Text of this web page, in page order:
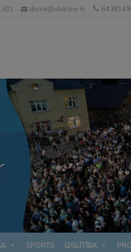
dome@aluksne.lv
SPORTS IZGLĪTĪBA